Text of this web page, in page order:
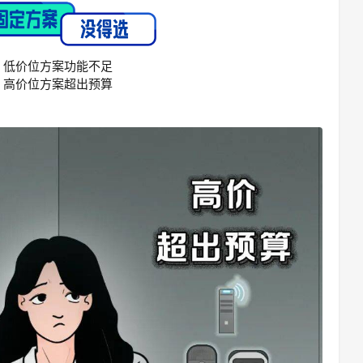
低价位方案功能不足
高价位方案超出预算